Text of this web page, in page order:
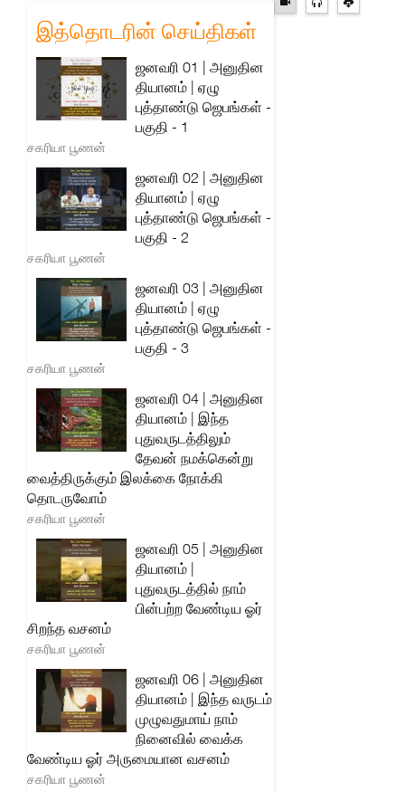
இத்தொடரின் செய்திகள்
ஜனவரி 01 | அனுதின
தியானம் | ஏழு
புத்தாண்டு ஜெபங்கள் -
பகுதி - 1
சகரியா பூணன்
ஜனவரி 02 | அனுதின
தியானம் | ஏழு
புத்தாண்டு ஜெபங்கள் -
பகுதி - 2
சகரியா பூணன்
ஜனவரி 03 | அனுதின
தியானம் | ஏழு
புத்தாண்டு ஜெபங்கள் -
பகுதி - 3
சகரியா பூணன்
ஜனவரி 04 | அனுதின
தியானம் | இந்த
புதுவருடத்திலும்
தேவன் நமக்கென்று
வைத்திருக்கும் இலக்கை நோக்கி
தொடருவோம்
சகரியா பூணன்
ஜனவரி 05 | அனுதின
தியானம் |
புதுவருடத்தில் நாம்
பின்பற்ற வேண்டிய ஓர்
சிறந்த வசனம்
சகரியா பூணன்
ஜனவரி 06 | அனுதின
தியானம் | இந்த வருடம்
முழுவதுமாய் நாம்
நினைவில் வைக்க
வேண்டிய ஓர் அருமையான வசனம்
சகரியா பூணன்